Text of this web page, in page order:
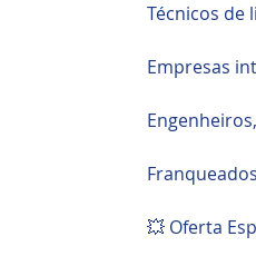
Técnicos de
Empresas
💥 Oferta